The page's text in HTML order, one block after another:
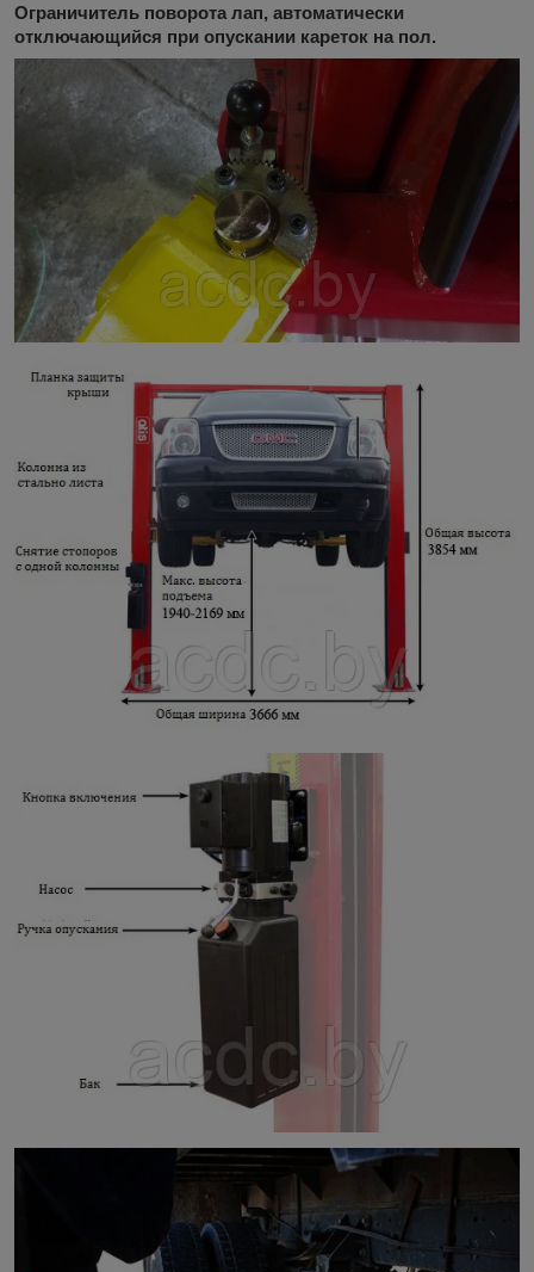
Ограничитель поворота лап, автоматически
отключающийся при опускании кареток на пол.